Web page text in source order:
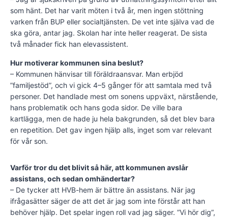
som hänt. Det har varit möten i två år, men ingen stöttning
varken från BUP eller socialtjänsten. De vet inte själva vad de
ska göra, antar jag. Skolan har inte heller reagerat. De sista
två månader fick han elevassistent.
Hur motiverar kommunen sina beslut?
– Kommunen hänvisar till föräldraansvar. Man erbjöd
”familjestöd”, och vi gick 4–5 gånger för att samtala med två
personer. Det handlade mest om sonens uppväxt, närstående,
hans problematik och hans goda sidor. De ville bara
kartlägga, men de hade ju hela bakgrunden, så det blev bara
en repetition. Det gav ingen hjälp alls, inget som var relevant
för vår son.
Varför tror du det blivit så här, att kommunen avslår
assistans, och sedan omhändertar?
– De tycker att HVB-hem är bättre än assistans. När jag
ifrågasätter säger de att det är jag som inte förstår att han
behöver hjälp. Det spelar ingen roll vad jag säger. ”Vi hör dig”,